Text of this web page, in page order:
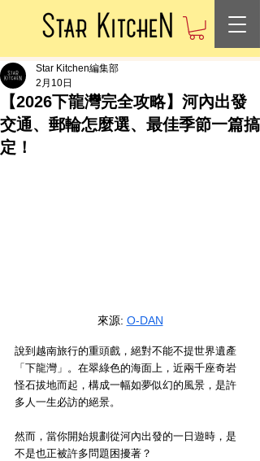
【2026下龍灣完全攻略】河內出發
交通、郵輪怎麼選、最佳季節一篇搞
定！
Star Kitchen編集部
2月10日
來源: O-DAN
說到越南旅行的重頭戲，絕對不能不提世界遺產
「下龍灣」。在翠綠色的海面上，近兩千座奇岩
怪石拔地而起，構成一幅如夢似幻的風景，是許
多人一生必訪的絕景。
然而，當你開始規劃從河內出發的一日遊時，是
不是也正被許多問題困擾著？